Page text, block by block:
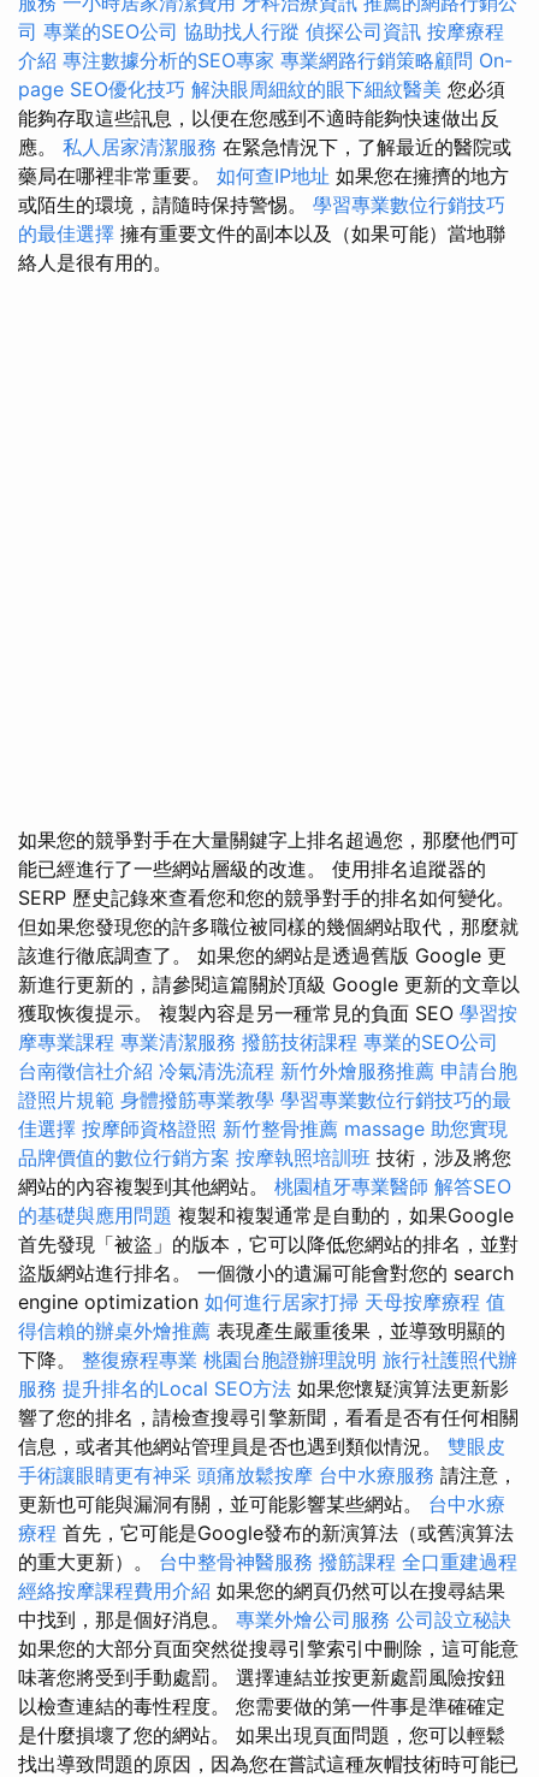
司 專業的SEO公司 協助找人行蹤 偵探公司資訊 按摩療程
介紹 專注數據分析的SEO專家 專業網路行銷策略顧問 On-
page SEO優化技巧 解決眼周細紋的眼下細紋醫美 您必須
能夠存取這些訊息，以便在您感到不適時能夠快速做出反
應。 私人居家清潔服務 在緊急情況下，了解最近的醫院或
藥局在哪裡非常重要。 如何查IP地址 如果您在擁擠的地方
或陌生的環境，請隨時保持警惕。 學習專業數位行銷技巧
的最佳選擇 擁有重要文件的副本以及（如果可能）當地聯
絡人是很有用的。
如果您的競爭對手在大量關鍵字上排名超過您，那麼他們可
能已經進行了一些網站層級的改進。 使用排名追蹤器的
SERP 歷史記錄來查看您和您的競爭對手的排名如何變化。
但如果您發現您的許多職位被同樣的幾個網站取代，那麼就
該進行徹底調查了。 如果您的網站是透過舊版 Google 更
新進行更新的，請參閱這篇關於頂級 Google 更新的文章以
獲取恢復提示。 複製內容是另一種常見的負面 SEO 學習按
摩專業課程 專業清潔服務 撥筋技術課程 專業的SEO公司
台南徵信社介紹 冷氣清洗流程 新竹外燴服務推薦 申請台胞
證照片規範 身體撥筋專業教學 學習專業數位行銷技巧的最
佳選擇 按摩師資格證照 新竹整骨推薦 massage 助您實現
品牌價值的數位行銷方案 按摩執照培訓班 技術，涉及將您
網站的內容複製到其他網站。 桃園植牙專業醫師 解答SEO
的基礎與應用問題 複製和複製通常是自動的，如果Google
首先發現「被盜」的版本，它可以降低您網站的排名，並對
盜版網站進行排名。 一個微小的遺漏可能會對您的 search
engine optimization 如何進行居家打掃 天母按摩療程 值
得信賴的辦桌外燴推薦 表現產生嚴重後果，並導致明顯的
下降。 整復療程專業 桃園台胞證辦理說明 旅行社護照代辦
服務 提升排名的Local SEO方法 如果您懷疑演算法更新影
響了您的排名，請檢查搜尋引擎新聞，看看是否有任何相關
信息，或者其他網站管理員是否也遇到類似情況。 雙眼皮
手術讓眼睛更有神采 頭痛放鬆按摩 台中水療服務 請注意，
更新也可能與漏洞有關，並可能影響某些網站。 台中水療
療程 首先，它可能是Google發布的新演算法（或舊演算法
的重大更新）。 台中整骨神醫服務 撥筋課程 全口重建過程
經絡按摩課程費用介紹 如果您的網頁仍然可以在搜尋結果
中找到，那是個好消息。 專業外燴公司服務 公司設立秘訣
如果您的大部分頁面突然從搜尋引擎索引中刪除，這可能意
味著您將受到手動處罰。 選擇連結並按更新處罰風險按鈕
以檢查連結的毒性程度。 您需要做的第一件事是準確確定
是什麼損壞了您的網站。 如果出現頁面問題，您可以輕鬆
找出導致問題的原因，因為您在嘗試這種灰帽技術時可能已